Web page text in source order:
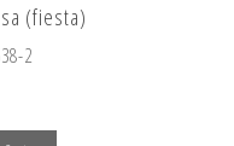
(fiesta)
2